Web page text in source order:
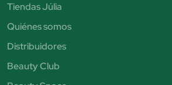
Tiendas Júlia
Quiénes somos
Distribuidores
Beauty Club